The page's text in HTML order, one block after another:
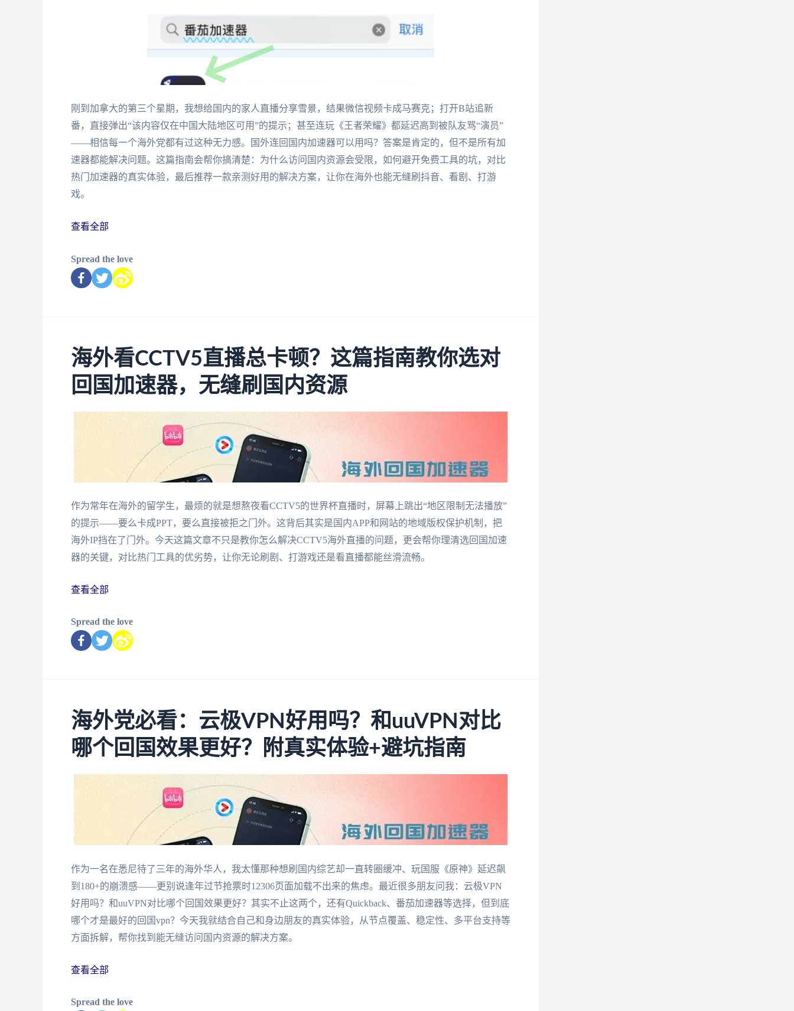
刚到加拿大的第三个星期，我想给国内的家人直播分享雪景，结果微信视频卡成马赛克；打开B站追新
番，直接弹出“该内容仅在中国大陆地区可用”的提示；甚至连玩《王者荣耀》都延迟高到被队友骂“演员”
——相信每一个海外党都有过这种无力感。国外连回国内加速器可以用吗？答案是肯定的，但不是所有加
速器都能解决问题。这篇指南会帮你搞清楚：为什么访问国内资源会受限，如何避开免费工具的坑，对比
热门加速器的真实体验，最后推荐一款亲测好用的解决方案，让你在海外也能无缝刷抖音、看剧、打游
戏。
查看全部
Spread the love
海外看CCTV5直播总卡顿？这篇指南教你选对
回国加速器，无缝刷国内资源
作为常年在海外的留学生，最烦的就是想熬夜看CCTV5的世界杯直播时，屏幕上跳出“地区限制无法播放”
的提示——要么卡成PPT，要么直接被拒之门外。这背后其实是国内APP和网站的地域版权保护机制，把
海外IP挡在了门外。今天这篇文章不只是教你怎么解决CCTV5海外直播的问题，更会帮你理清选回国加速
器的关键，对比热门工具的优劣势，让你无论刷剧、打游戏还是看直播都能丝滑流畅。
查看全部
Spread the love
海外党必看：云极VPN好用吗？和uuVPN对比
哪个回国效果更好？附真实体验+避坑指南
作为一名在悉尼待了三年的海外华人，我太懂那种想刷国内综艺却一直转圈缓冲、玩国服《原神》延迟飙
到180+的崩溃感——更别说逢年过节抢票时12306页面加载不出来的焦虑。最近很多朋友问我：云极VPN
好用吗？和uuVPN对比哪个回国效果更好？其实不止这两个，还有Quickback、番茄加速器等选择，但到底
哪个才是最好的回国vpn？今天我就结合自己和身边朋友的真实体验，从节点覆盖、稳定性、多平台支持等
方面拆解，帮你找到能无缝访问国内资源的解决方案。
查看全部
Spread the love